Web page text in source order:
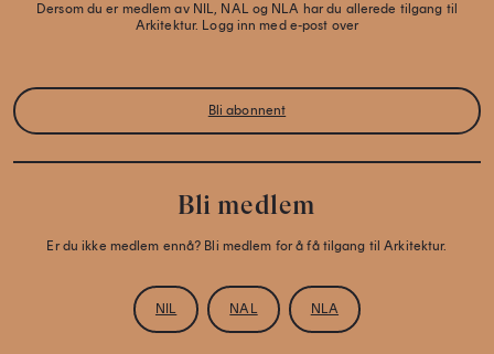
Dersom du er medlem av NIL, NAL og NLA har du allerede tilgang til
Arkitektur. Logg inn med e-post over
Bli abonnent
Bli medlem
Er du ikke medlem ennå? Bli medlem for å få tilgang til Arkitektur.
NIL NAL NLA